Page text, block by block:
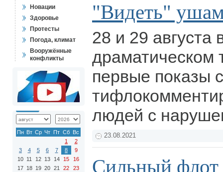
Новации
Здоровье
Протесты
Погода, климат
Вооружённые
конфликты
Пн Вт Ср Чт Пт Сб Вс
1
2
3
4 5 6 7 8
9
10 11 12 13 14 15
16
17 18 19 20 21 22
23
"Видеть"
28 и 29 августа
драматическом
первые показы
людей с
23.08.2021
Сильный флот